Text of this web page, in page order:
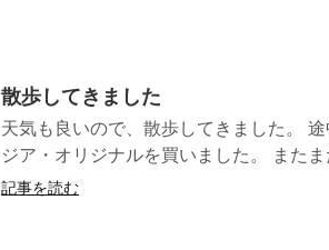
散歩してきました
天気も良いので、散歩してきました。
ジア・オリジナルを買いました。 また
記事を読む